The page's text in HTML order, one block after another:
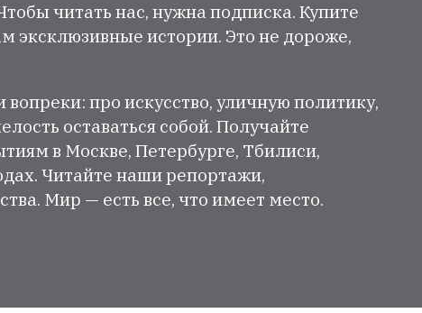
читать нас, нужна подписка. Купите
эксклюзивные истории. Это не дороже,
про искусство, уличную политику,
оставаться собой. Получайте
в Москве, Петербурге, Тбилиси,
Читайте наши репортажи,
Мир — есть все, что имеет место.